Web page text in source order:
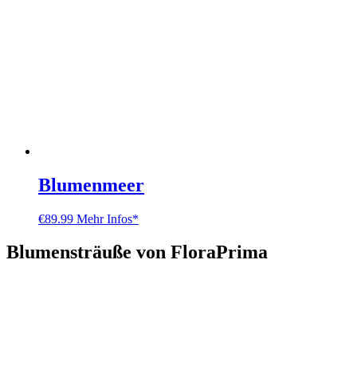
Blumenmeer
€89.99 Mehr Infos*
Blumensträuße von FloraPrima